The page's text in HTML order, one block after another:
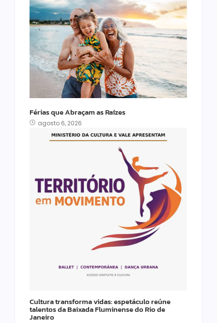
Férias que Abraçam as Raízes
agosto 6, 2026
Cultura transforma vidas: espetáculo reúne
talentos da Baixada Fluminense do Rio de
Janeiro